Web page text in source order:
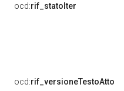
ocd:rif_statoIter
ocd:rif_versioneTestoAtto